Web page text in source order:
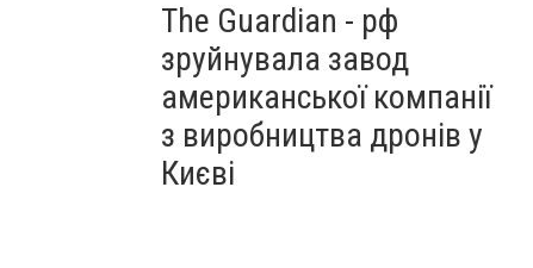
The Guardian - рф
зруйнувала завод
американської компанії
з виробництва дронів у
Києві